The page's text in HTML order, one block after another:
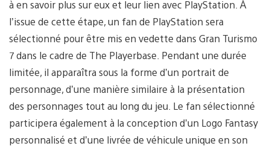
à en savoir plus sur eux et leur lien avec PlayStation. À
l’issue de cette étape, un fan de PlayStation sera
sélectionné pour être mis en vedette dans Gran Turismo
7 dans le cadre de The Playerbase. Pendant une durée
limitée, il apparaîtra sous la forme d’un portrait de
personnage, d’une manière similaire à la présentation
des personnages tout au long du jeu. Le fan sélectionné
participera également à la conception d’un Logo Fantasy
personnalisé et d’une livrée de véhicule unique en son